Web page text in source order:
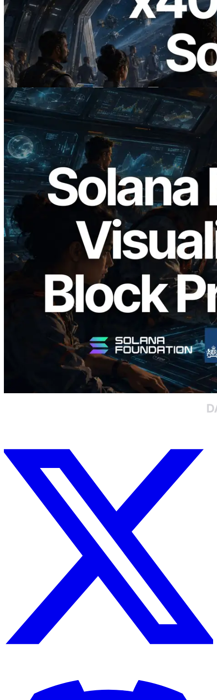
2026.07.04
ERPC startet x402-fähige Solana RPC —
Der Beginn einer Ära, in der KI-Agenten
APIs bei Bedarf bezahlen
Lesen Sie diesen Artikel
2026.05.24
Validators Solutions veröffentlicht Solana
Block Analyzer – Visualisierung der
Blockproduktionszeit pro Slot und der
zugewiesenen Validatoren
Lesen Sie diesen Artikel